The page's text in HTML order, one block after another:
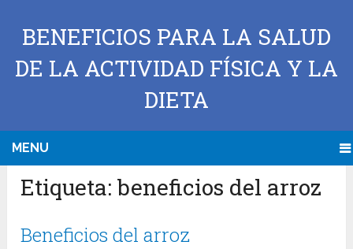
BENEFICIOS PARA LA SALUD
DE LA ACTIVIDAD FÍSICA Y LA
DIETA
MENU
Etiqueta:beneficios del arroz
Beneficios del arroz